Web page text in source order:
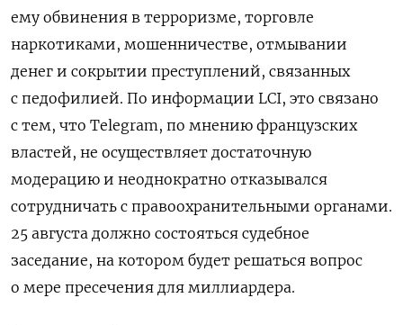
ему обвинения в терроризме, торговле
наркотиками, мошенничестве, отмывании
денег и сокрытии преступлений, связанных
с педофилией. По информации LCI, это связано
с тем, что Telegram, по мнению французских
властей, не осуществляет достаточную
модерацию и неоднократно отказывался
сотрудничать с правоохранительными органами.
25 августа должно состояться судебное
заседание, на котором будет решаться вопрос
о мере пресечения для миллиардера.